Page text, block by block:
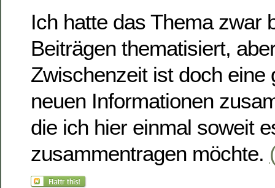
Ich hatte das Thema zwar
Beiträgen thematisiert,
Zwischenzeit ist doch eine
neuen Informationen
die ich hier einmal soweit
zusammentragen möchte.